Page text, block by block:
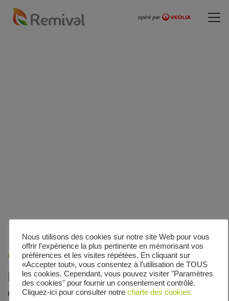
Accueil»Veolia - Zones de collecte»Rue d’Alsace
Le calendrier de collecte de Rue
d’Alsace
Nous utilisons des cookies sur notre site Web pour vous
offrir l'expérience la plus pertinente en mémorisant vos
préférences et les visites répétées. En cliquant sur
«Accepter tout», vous consentez à l'utilisation de TOUS
les cookies. Cependant, vous pouvez visiter "Paramètres
des cookies" pour fournir un consentement contrôlé.
Cliquez-ici pour consulter notre charte des cookies.